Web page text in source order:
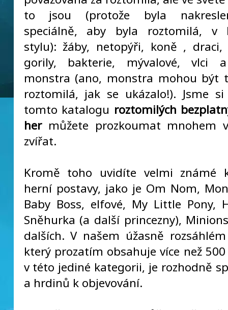
to jsou (protože byla
speciálně, aby byla roztomilá, v
stylu): žáby, netopýři, koně , draci,
gorily, bakterie, mývalové, vlci
monstra (ano, monstra mohou být
roztomilá, jak se ukázalo!). Jsme
tomto katalogu roztomilých
hermůžete prozkoumat mnohem
zvířat.
Kromě toho uvidíte velmi známé
herní postavy, jako je Om Nom,
Baby Boss, elfové, My Little Pony,
Sněhurka (a další princezny),
dalších. V našem úžasně
který prozatím obsahuje více než
v této jediné kategorii, je rozhodně
a hrdinů k objevování.